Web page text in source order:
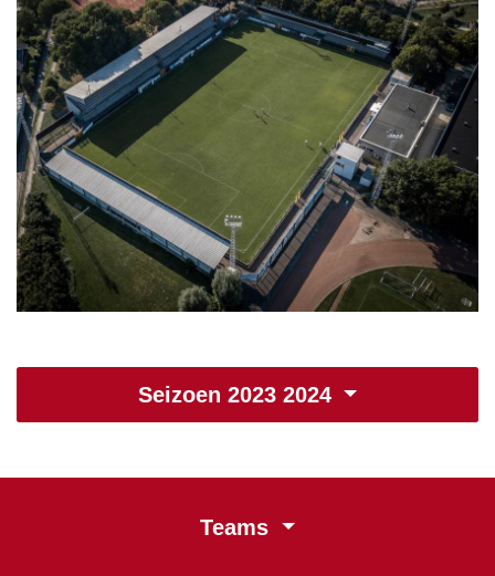
Seizoen 2023 2024
Teams